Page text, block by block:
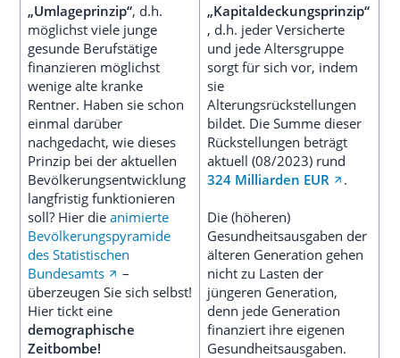
„Umlageprinzip“, d.h.
möglichst viele junge
gesunde Berufstätige
finanzieren möglichst
wenige alte kranke
Rentner. Haben sie schon
einmal darüber
nachgedacht, wie dieses
Prinzip bei der aktuellen
Bevölkerungsentwicklung
langfristig funktionieren
soll? Hier die animierte
Bevölkerungspyramide
des Statistischen
Bundesamts
–
überzeugen Sie sich selbst!
Hier tickt eine
demographische
Zeitbombe!
„Kapitaldeckungsprinzip“
, d.h. jeder Versicherte
und jede Altersgruppe
sorgt für sich vor, indem
sie
Alterungsrückstellungen
bildet. Die Summe dieser
Rückstellungen beträgt
aktuell (08/2023) rund
324 Milliarden EUR
.
Die (höheren)
Gesundheitsausgaben der
älteren Generation gehen
nicht zu Lasten der
jüngeren Generation,
denn jede Generation
finanziert ihre eigenen
Gesundheitsausgaben.